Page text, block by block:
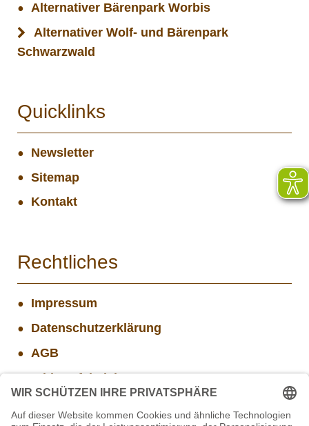
Alternativer Bärenpark Worbis
Alternativer Wolf- und Bärenpark
Schwarzwald
Quicklinks
Newsletter
Sitemap
Kontakt
Rechtliches
Impressum
Datenschutzerklärung
AGB
Widerrufsbelehrung